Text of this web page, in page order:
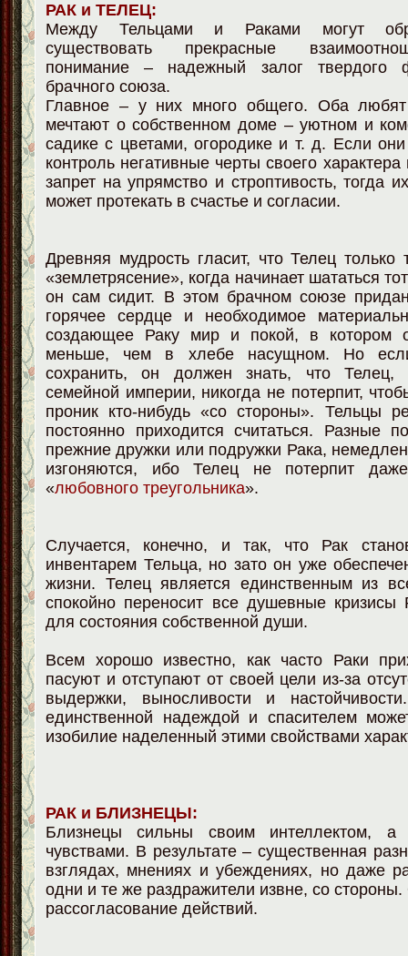
РАК и ТЕЛЕЦ:
Между Тельцами и Раками могут
существовать прекрасные
понимание – надежный залог твердого
брачного союза.
Главное – у них много общего. Оба
мечтают о собственном доме – уютном и
садике с цветами, огородике и т. д. Если
контроль негативные черты своего
запрет на упрямство и строптивость, тогда
может протекать в счастье и согласии.
Древняя мудрость гласит, что Телец только
«землетрясение», когда начинает шататься
он сам сидит. В этом брачном союзе
горячее сердце и необходимое
создающее Раку мир и покой, в котором
меньше, чем в хлебе насущном. Но
сохранить, он должен знать, что Телец,
семейной империи, никогда не потерпит,
проник кто-нибудь «со стороны». Тельцы
постоянно приходится считаться. Разные
прежние дружки или подружки Рака,
изгоняются, ибо Телец не потерпит
«любовного треугольника».
Случается, конечно, и так, что Рак
инвентарем Тельца, но зато он уже
жизни. Телец является единственным из
спокойно переносит все душевные кризисы
для состояния собственной души.
Всем хорошо известно, как часто Раки
пасуют и отступают от своей цели из-за
выдержки, выносливости и
единственной надеждой и спасителем
изобилие наделенный этими свойствами
РАК и БЛИЗНЕЦЫ:
Близнецы сильны своим интеллектом,
чувствами. В результате – существенная
взглядах, мнениях и убеждениях, но даже
одни и те же раздражители извне, со
рассогласование действий.